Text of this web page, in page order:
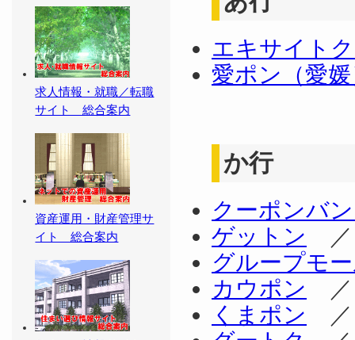
エキサイト
愛ポン（愛
か行
クーポンバ
ゲットン
グループモ
カウポン
くまポン
求人情報・就職／転職
サイト 総合案内
資産運用・財産管理サ
イト 総合案内